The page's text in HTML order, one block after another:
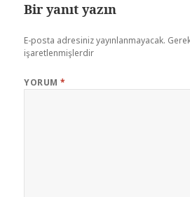
Bir yanıt yazın
E-posta adresiniz yayınlanmayacak.
işaretlenmişlerdir
YORUM*